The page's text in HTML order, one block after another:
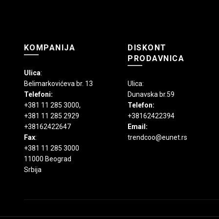
KOMPANIJA
Ulica:
Belimarkovićeva br. 13
Telefoni:
+381 11 285 3000,
+381 11 285 2929
+38162422647
Fax:
+381 11 285 3000
11000 Beograd
Srbija
DISKONT
PRODAVNICA
Ulica:
Dunavska br.59
Telefon:
+38162422394
Email:
trendcoo@eunet.rs